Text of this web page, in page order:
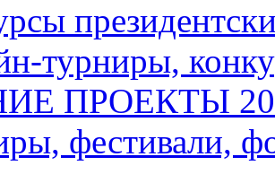
турниры,
ПРОЕКТЫ
фестивали,